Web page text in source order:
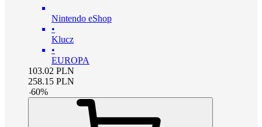
Nintendo eShop
•
Klucz
•
EUROPA
103.02 PLN
258.15 PLN
-60%